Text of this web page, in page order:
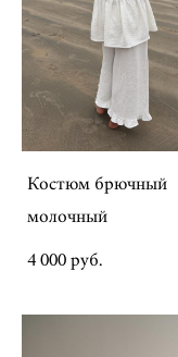
Костюм брючный
молочный
4 000 pуб.